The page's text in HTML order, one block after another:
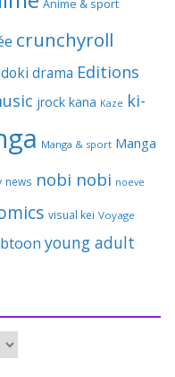
Anime & sport
crunchyroll
drama Editions
jrock kana Kaze ki-
Manga & sport Manga
news nobi nobi noeve
visual kei Voyage
young adult